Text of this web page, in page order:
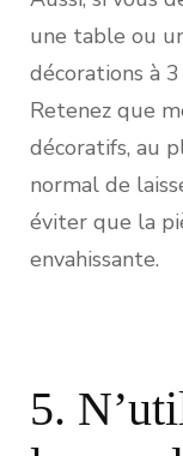
une table ou
décorations à
Retenez que
décoratifs, au
normal de
éviter que la
envahissante.
5.